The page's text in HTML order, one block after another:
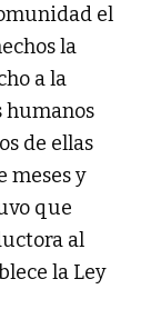
el
la
a la
humanos
de ellas
meses y
que
al
la Ley